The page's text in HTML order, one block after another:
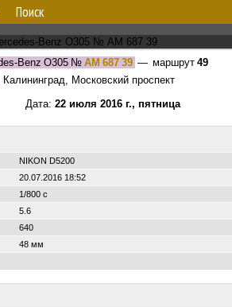
Поиск
Benz O305№ АМ 687 39 — маршрут 49
Калининград, Московский проспект
22 июля 2016 г., пятница
NIKON D5200
20.07.2016 18:52
1/800 с
5.6
640
48 мм